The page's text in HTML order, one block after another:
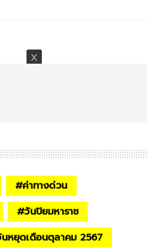
#ค่าทางด่วน
#วันปิยมหาราช
หยุดเดือนตุลาคม 2567